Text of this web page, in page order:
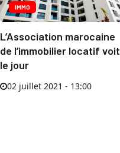
IMMO
L’Association marocaine
de l’immobilier locatif voit
le jour
02 juillet 2021 - 13:00